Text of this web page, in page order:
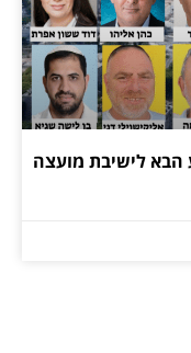
לישיבת מועצה